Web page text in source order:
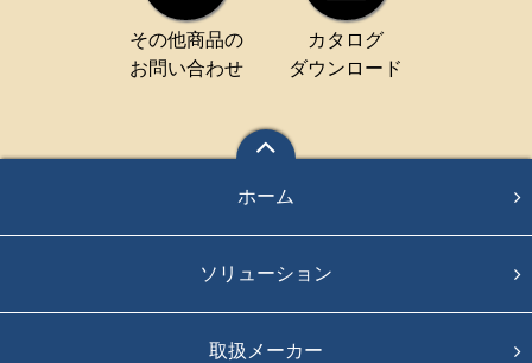
その他商品の
お問い合わせ
カタログ
ダウンロード
ホーム
ソリューション
取扱メーカー